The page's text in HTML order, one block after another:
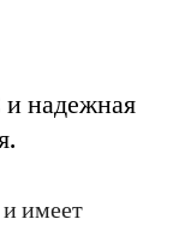
надежная
имеет